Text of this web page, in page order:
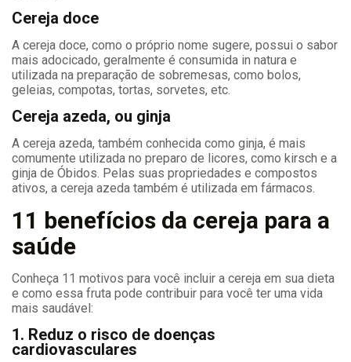
Cereja doce
A cereja doce, como o próprio nome sugere, possui o sabor
mais adocicado, geralmente é consumida in natura e
utilizada na preparação de sobremesas, como bolos,
geleias, compotas, tortas, sorvetes, etc.
Cereja azeda, ou ginja
A cereja azeda, também conhecida como ginja, é mais
comumente utilizada no preparo de licores, como kirsch e a
ginja de Óbidos. Pelas suas propriedades e compostos
ativos, a cereja azeda também é utilizada em fármacos.
11 benefícios da cereja para a
saúde
Conheça 11 motivos para você incluir a cereja em sua dieta
e como essa fruta pode contribuir para você ter uma vida
mais saudável:
1. Reduz o risco de doenças
cardiovasculares